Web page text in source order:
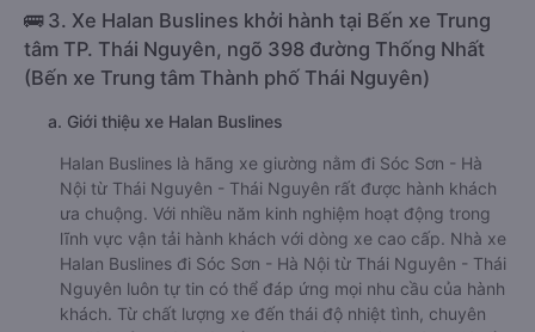
🚌 3. Xe Halan Buslines khởi hành tại Bến xe Trung
tâm TP. Thái Nguyên, ngõ 398 đường Thống Nhất
(Bến xe Trung tâm Thành phố Thái Nguyên)
a. Giới thiệu xe Halan Buslines
Halan Buslines là hãng xe giường nằm đi Sóc Sơn - Hà
Nội từ Thái Nguyên - Thái Nguyên rất được hành khách
ưa chuộng. Với nhiều năm kinh nghiệm hoạt động trong
lĩnh vực vận tải hành khách với dòng xe cao cấp. Nhà xe
Halan Buslines đi Sóc Sơn - Hà Nội từ Thái Nguyên - Thái
Nguyên luôn tự tin có thể đáp ứng mọi nhu cầu của hành
khách. Từ chất lượng xe đến thái độ nhiệt tình, chuyên